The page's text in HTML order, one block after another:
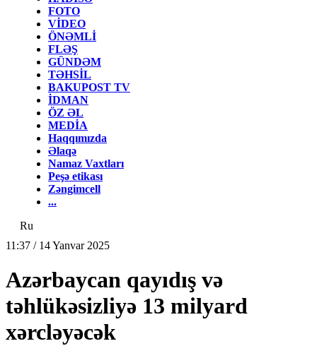
FOTO
VİDEO
ÖNƏMLİ
FLƏŞ
GÜNDƏM
TƏHSİL
BAKUPOST TV
İDMAN
ÖZ ƏL
MEDİA
Haqqımızda
Əlaqə
Namaz Vaxtları
Peşə etikası
Zəngimcell
...
Ru
11:37 / 14 Yanvar 2025
Azərbaycan qayıdış və
təhlükəsizliyə 13 milyard
xərcləyəcək